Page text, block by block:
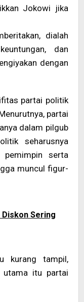
Jokowi jika
dialah
dan
dengan
partai politik
partai
dalam pilgub
seharusnya
pemimpin serta
muncul figur-
Diskon Sering
kurang tampil,
utama itu partai